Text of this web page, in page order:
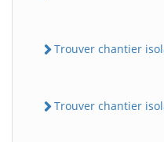
Trouver chantier
Trouver chantier